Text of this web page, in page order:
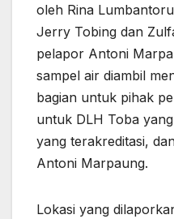
oleh Rina
Jerry Tobing dan
pelapor Antoni
sampel air diambil
bagian untuk pihak
untuk DLH Toba
yang terakreditasi,
Antoni Marpaung.
Lokasi yang